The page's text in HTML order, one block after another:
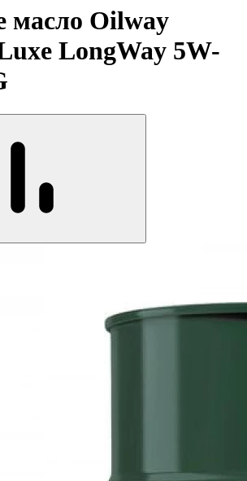
масло Oilway
LongWay 5W-